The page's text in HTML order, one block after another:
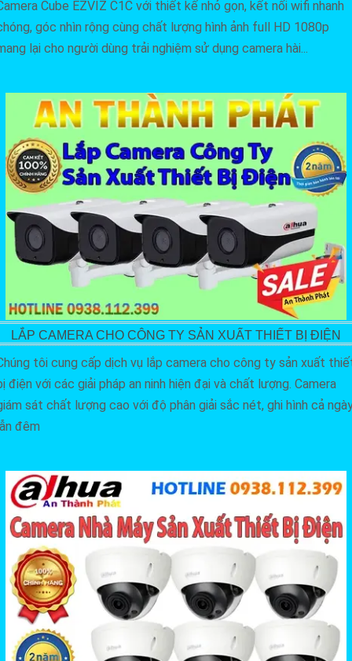
Cube EZVIZ C1C với thiết kế nhỏ gọn, kết nối wifi nhanh
góc nhìn rộng cùng chất lượng hình ảnh full HD 1080p
lại cho người dùng trải nghiệm sử dụng camera hài...
LẮP CAMERA CHO CÔNG TY SẢN XUẤT THIẾT BỊ ĐIỆN
tôi cung cấp dịch vụ lắp camera cho công ty sản xuất
điện với các giải pháp an ninh hiện đại và chất lượng. Camera
sát chất lượng cao với độ phân giải sắc nét, ghi hình cả
đêm